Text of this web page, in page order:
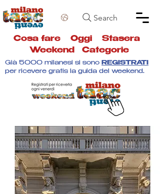
Search
Cosa fare Oggi Stasera
Weekend
Categorie
Già 5000 milanesi si sono REGISTRATI
per ricevere gratis la guida del weekend.